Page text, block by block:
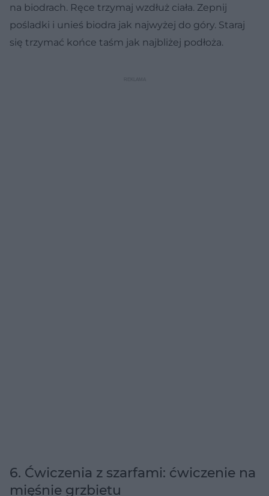
na biodrach. Ręce trzymaj wzdłuż ciała. Zepnij
pośladki i unieś biodra jak najwyżej do góry. Staraj
się trzymać końce taśm jak najbliżej podłoża.
6. Ćwiczenia z szarfami: ćwiczenie na
mięśnie grzbietu